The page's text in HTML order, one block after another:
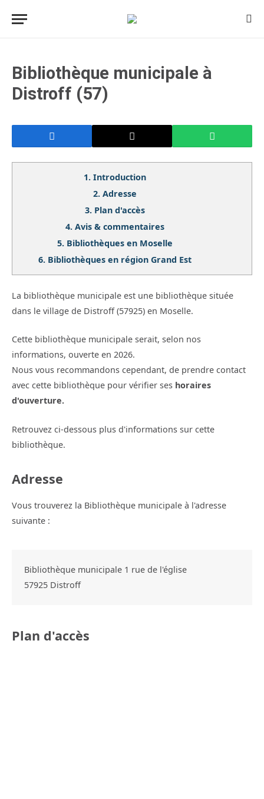
Bibliothèque municipale à
Distroff (57)
1. Introduction
2. Adresse
3. Plan d'accès
4. Avis & commentaires
5. Bibliothèques en Moselle
6. Bibliothèques en région Grand Est
La bibliothèque municipale est une bibliothèque située
dans le village de Distroff (57925) en Moselle.
Cette bibliothèque municipale serait, selon nos
informations, ouverte en 2026.
Nous vous recommandons cependant, de prendre contact
avec cette bibliothèque pour vérifier ses horaires
d'ouverture.
Retrouvez ci-dessous plus d'informations sur cette
bibliothèque.
Adresse
Vous trouverez la Bibliothèque municipale à l'adresse
suivante :
Bibliothèque municipale 1 rue de l'église
57925 Distroff
Plan d'accès